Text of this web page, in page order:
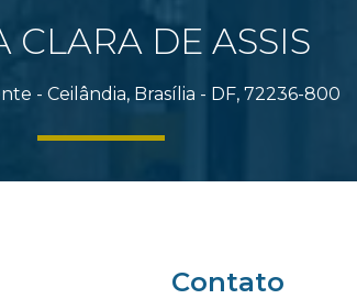
CLARA DE ASSIS
- Ceilândia, Brasília - DF, 72236-800
Contato